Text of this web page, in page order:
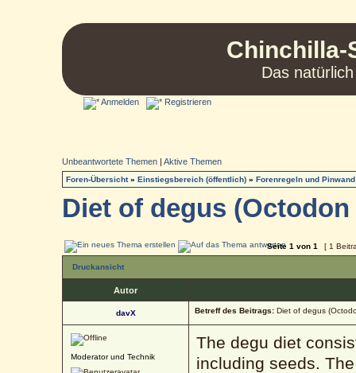
Chinchilla-
Das
Anmelden Registrieren
Unbeantwortete Themen |Aktive Themen
Foren-Übersicht»Einstiegsbereich (öffentlich) »Forenregeln und Pinwand
Diet of degus
Seite1 von1 [ 1
Druckansicht
Autor
davX Betreff des Beitrags: Diet of degus
Moderator und Technik
The degu diet
including seeds.